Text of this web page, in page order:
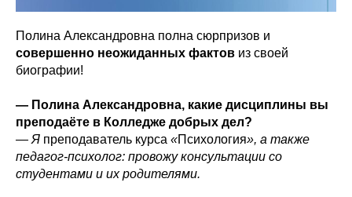
Полина Александровна полна сюрпризов и
совершенно неожиданных фактов из своей
биографии!
— Полина Александровна, какие дисциплины вы
преподаёте в Колледже добрых дел?
— Я преподаватель курса «Психология», а также
педагог-психолог: провожу консультации со
студентами и их родителями.